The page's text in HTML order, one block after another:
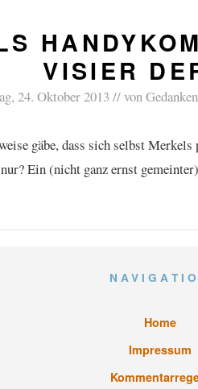
VISIER
24. Oktober 2013 von
gäbe, dass sich selbst
Ein (nicht ganz ernst
Home
Impressum